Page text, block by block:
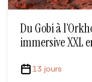
Du Gobi à
immersive XXL
13 jours